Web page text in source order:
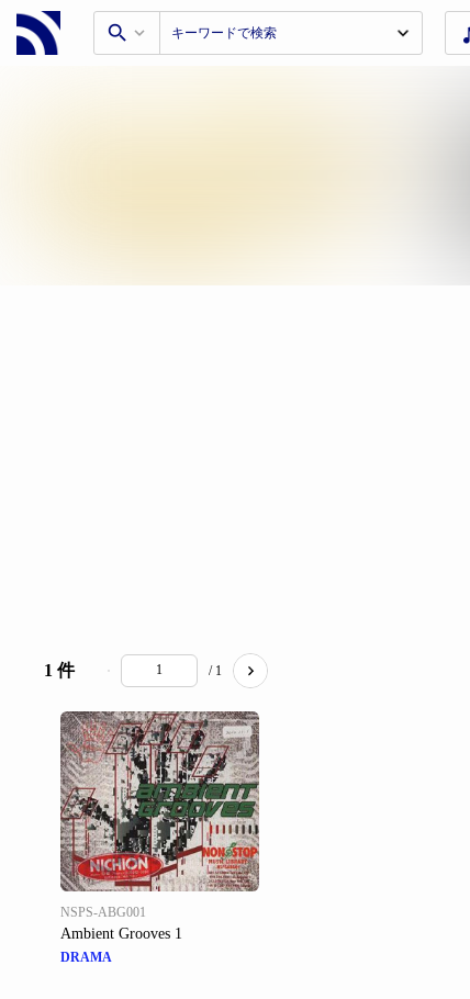
1 件 / 1
NSPS-ABG001
Ambient Grooves 1
DRAMA